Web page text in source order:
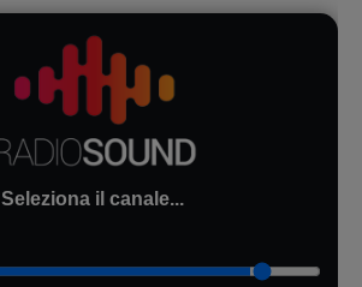
Seleziona il canale...